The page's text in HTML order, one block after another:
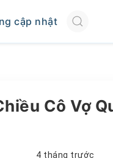
cập nhật
Cô Vợ
4 tháng trước